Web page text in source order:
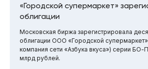
«Городской супермаркет»
облигации
Московская биржа зарегистрировала
облигации ООО «Городской
компания сети «Азбука вкуса») серии
млрд рублей.